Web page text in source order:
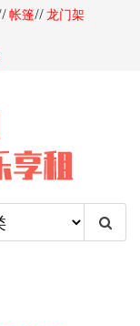
帐篷//龙门架
赁-高档
-展览展会
站式家具租赁平
省选昌租会务！同